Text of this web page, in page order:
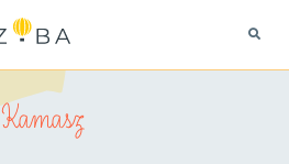
Kamasz